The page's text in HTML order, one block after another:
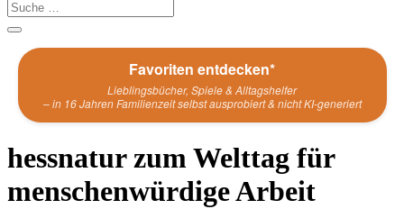
Favoriten entdecken*
Lieblingsbücher, Spiele & Alltagshelfer
– in 16 Jahren Familienzeit selbst ausprobiert & nicht KI-generiert
hessnatur zum Welttag für
menschenwürdige Arbeit